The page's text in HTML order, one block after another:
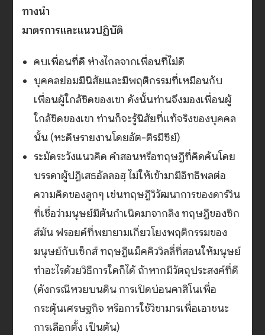
ทางนำ
มาตรการและแนวปฏิบัติ
คบเพื่อนที่ดี ห่างไกลจากเพื่อนที่ไม่ดี
บุคคลย่อมมีนิสัยและมีพฤติกรรมที่เหมือนกับ
เพื่อนผู้ใกล้ชิดของเขา ดังนั้นท่านจึงมองเพื่อนผู้
ใกล้ชิดของเขา ท่านก็จะรู้นิสัยที่แท้จริงของบุคคล
นั้น (หะดีษรายงานโดยอัต-ติรมีซีย์)
ระมัดระวังแนวคิด คำสอนหรือทฤษฎีที่คิดค้นโดย
บรรดาผู้ปฏิเสธอัลลอฮฺ ไม่ให้เข้ามามีอิทธิพลต่อ
ความคิดของลูกๆ เช่นทฤษฎีวิวัฒนาการของดาร์วิน
ที่เชื่อว่ามนุษย์มีต้นกำเนิดมาจากลิง ทฤษฎีของซิก
ส์มัน ฟรอยด์ที่พยายามเกี่ยวโยงพฤติกรรมของ
มนุษย์กับเซ็กส์ ทฤษฎีแม็คคิววิลลี่ที่สอนให้มนุษย์
ทำอะไรด้วยวิธีการใดก็ได้ ถ้าหากมีวัตถุประสงค์ที่ดี
(ดังกรณีหวยบนดิน การเปิดบ่อนคาสิโนเพื่อ
กระตุ้นเศรษฐกิจ หรือการใช้วิชามารเพื่อเอาชนะ
การเลือกตั้ง เป็นต้น)